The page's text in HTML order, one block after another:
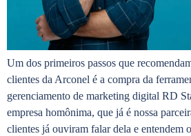
Um dos primeiros passos que
clientes da Arconel é a compra da
gerenciamento de marketing digital RD
empresa homônima, que já é nossa
clientes já ouviram falar dela e entendem